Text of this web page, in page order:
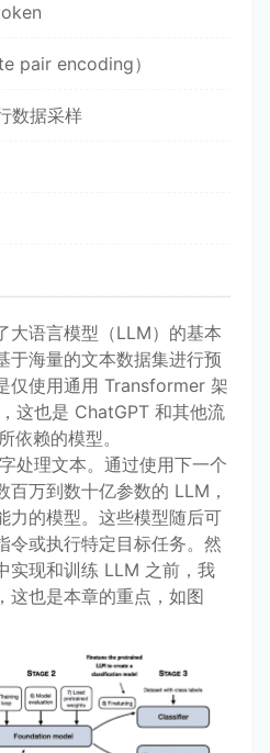
pair encoding）
数据采样
大语言模型（LLM）的基本
于海量的文本数据集进行预
仅使用通用 Transformer 架
这也是 ChatGPT 和其他流
依赖的模型。
处理文本。通过使用下一个
百万到数十亿参数的 LLM，
力的模型。这些模型随后可
令或执行特定目标任务。然
实现和训练 LLM 之前，我
这也是本章的重点，如图